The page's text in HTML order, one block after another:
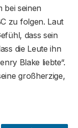
bei seinen
zu folgen. Laut
dass sein
die Leute ihn
Blake liebte“.
großherzige,